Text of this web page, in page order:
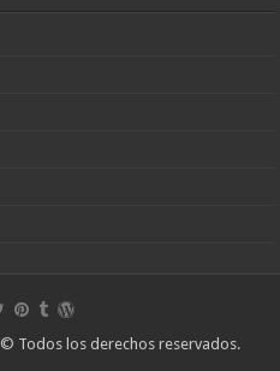
© Todos los derechos reservados.